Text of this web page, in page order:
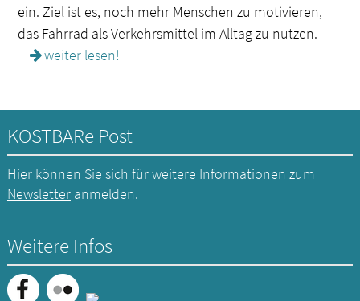
ein. Ziel ist es, noch mehr Menschen zu motivieren,
das Fahrrad als Verkehrsmittel im Alltag zu nutzen.
weiter lesen!
KOSTBARe Post
Hier können Sie sich für weitere Informationen zum
Newsletteranmelden.
Weitere Infos